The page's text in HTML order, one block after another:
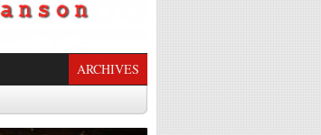
ARCHIVES